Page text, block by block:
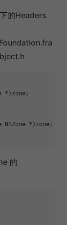
的Headers
*)zone;
*)zone;
的